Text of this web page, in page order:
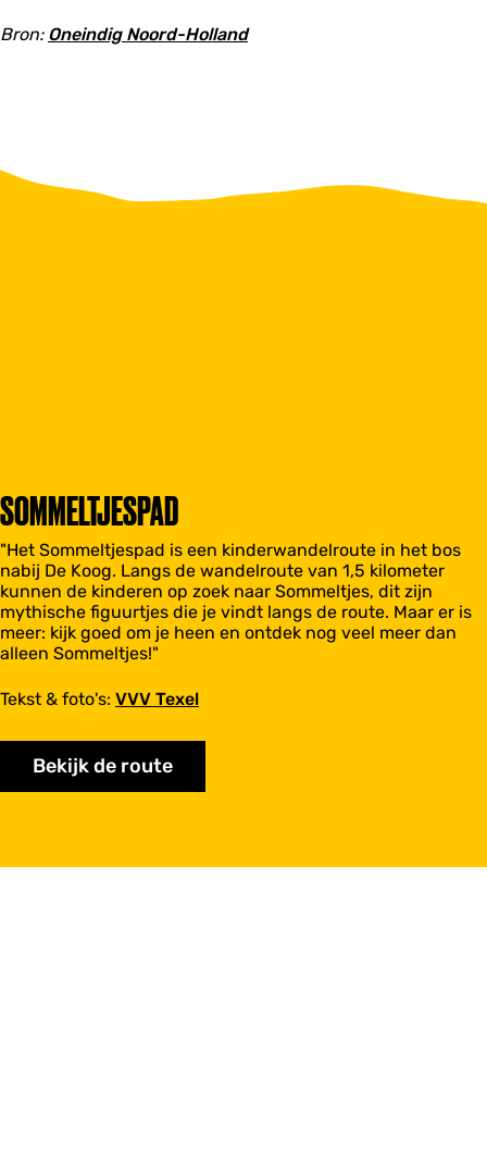
Bron: Oneindig Noord-Holland
SOMMELTJESPAD
"Het Sommeltjespad is een kinderwandelroute in het bos
nabij De Koog. Langs de wandelroute van 1,5 kilometer
kunnen de kinderen op zoek naar Sommeltjes, dit zijn
mythische figuurtjes die je vindt langs de route. Maar er is
meer: kijk goed om je heen en ontdek nog veel meer dan
alleen Sommeltjes!"
Tekst & foto's: VVV Texel
Bekijk de route